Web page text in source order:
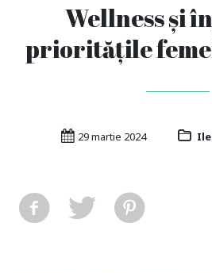
Wellness și
prioritățile
29 martie 2024